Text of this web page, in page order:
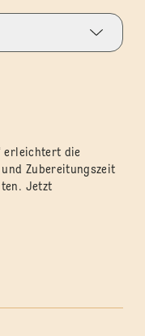
erleichtert die
und Zubereitungszeit
Jetzt